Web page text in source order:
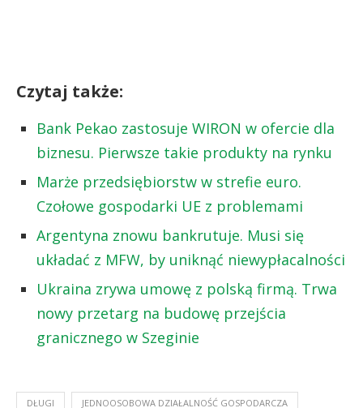
Czytaj także:
Bank Pekao zastosuje WIRON w ofercie dla
biznesu. Pierwsze takie produkty na rynku
Marże przedsiębiorstw w strefie euro.
Czołowe gospodarki UE z problemami
Argentyna znowu bankrutuje. Musi się
układać z MFW, by uniknąć niewypłacalności
Ukraina zrywa umowę z polską firmą. Trwa
nowy przetarg na budowę przejścia
granicznego w Szeginie
DŁUGI JEDNOOSOBOWA DZIAŁALNOŚĆ GOSPODARCZA